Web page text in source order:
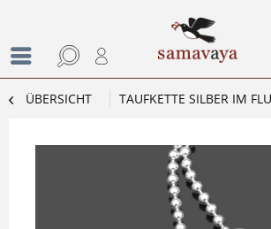
ÜBERSICHT